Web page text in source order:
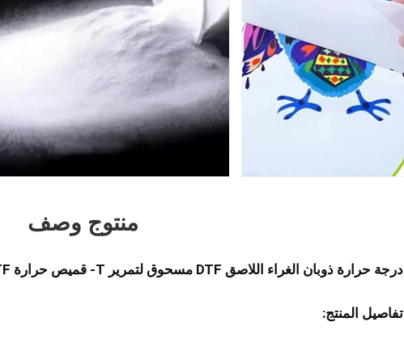
منتوج وصف
درجة حرارة ذوبان الغراء اللاصق DTF مسحوق لتمرير T- قميص حرارة DTF الطباعة
تفاصيل المنتج: